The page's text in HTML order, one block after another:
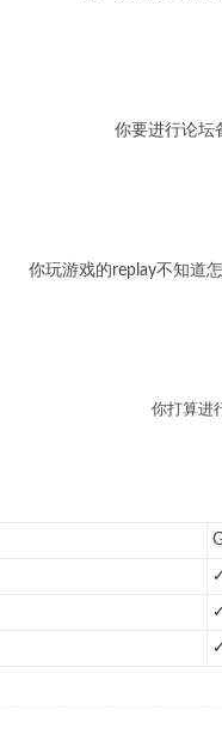
你要进行论坛
你玩游戏的replay不知道
你打算进
✓
✓
✓